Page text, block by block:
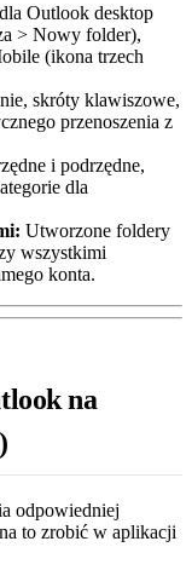
Outlook desktop
> Nowy folder),
(ikona trzech
skróty klawiszowe,
przenoszenia z
i podrzędne,
dla
Utworzone foldery
wszystkimi
konta.
na
odpowiedniej
to zrobić w aplikacji